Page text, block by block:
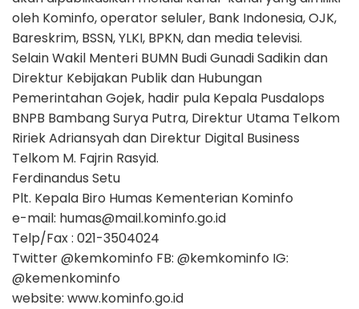
oleh Kominfo, operator seluler, Bank Indonesia, OJK,
Bareskrim, BSSN, YLKI, BPKN, dan media televisi.
Selain Wakil Menteri BUMN Budi Gunadi Sadikin dan
Direktur Kebijakan Publik dan Hubungan
Pemerintahan Gojek, hadir pula Kepala Pusdalops
BNPB Bambang Surya Putra, Direktur Utama Telkom
Ririek Adriansyah dan Direktur Digital Business
Telkom M. Fajrin Rasyid.
Ferdinandus Setu
Plt. Kepala Biro Humas Kementerian Kominfo
e-mail: humas@mail.kominfo.go.id
Telp/Fax : 021-3504024
Twitter @kemkominfo FB: @kemkominfo IG:
@kemenkominfo
website: www.kominfo.go.id